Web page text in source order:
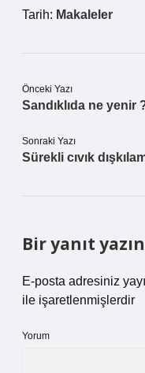
Tarih: Makaleler
Önceki Yazı
Sandıklıda ne yenir
Sonraki Yazı
Sürekli cıvık
Bir yanıt yazın
E-posta adresiniz
ile işaretlenmişlerdir
Yorum